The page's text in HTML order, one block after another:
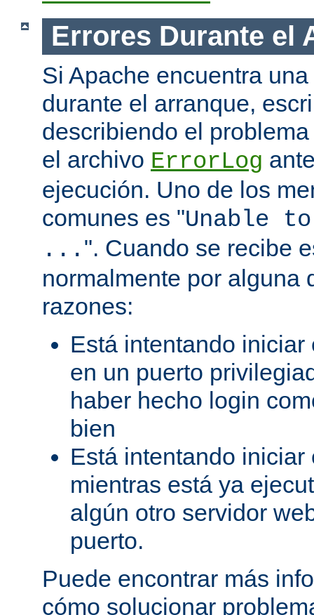
Errores Durante el
Si Apache encuentra
durante el arranque,
describiendo el
el archivo ErrorLog
ejecución. Uno de los
comunes es "Unable
... ". Cuando se recibe
normalmente por alguna
razones:
Está intentando
en un puerto
haber hecho login
bien
Está intentando
mientras está ya
algún otro servidor
puerto.
Puede encontrar más
cómo solucionar